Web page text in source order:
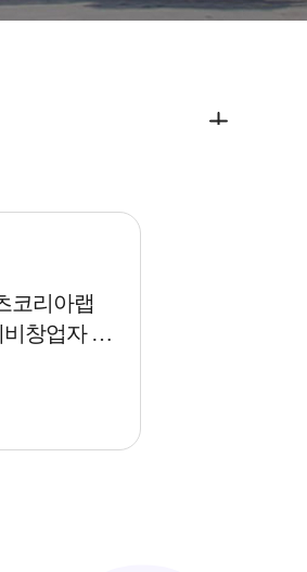
코리아랩
비창업자 선